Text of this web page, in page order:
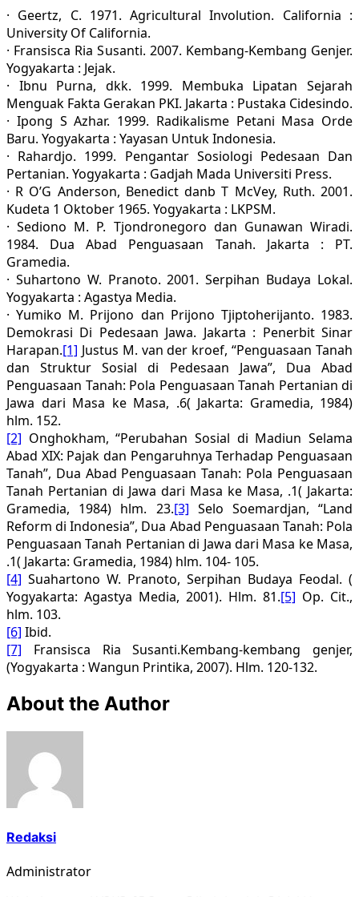
· Geertz, C. 1971. Agricultural Involution. California :
University Of California.
· Fransisca Ria Susanti. 2007. Kembang-Kembang Genjer.
Yogyakarta : Jejak.
· Ibnu Purna, dkk. 1999. Membuka Lipatan Sejarah
Menguak Fakta Gerakan PKI. Jakarta : Pustaka Cidesindo.
· Ipong S Azhar. 1999. Radikalisme Petani Masa Orde
Baru. Yogyakarta : Yayasan Untuk Indonesia.
· Rahardjo. 1999. Pengantar Sosiologi Pedesaan Dan
Pertanian. Yogyakarta : Gadjah Mada Universiti Press.
· R O’G Anderson, Benedict danb T McVey, Ruth. 2001.
Kudeta 1 Oktober 1965. Yogyakarta : LKPSM.
· Sediono M. P. Tjondronegoro dan Gunawan Wiradi.
1984. Dua Abad Penguasaan Tanah. Jakarta : PT.
Gramedia.
· Suhartono W. Pranoto. 2001. Serpihan Budaya Lokal.
Yogyakarta : Agastya Media.
· Yumiko M. Prijono dan Prijono Tjiptoherijanto. 1983.
Demokrasi Di Pedesaan Jawa. Jakarta : Penerbit Sinar
Harapan.[1] Justus M. van der kroef, “Penguasaan Tanah
dan Struktur Sosial di Pedesaan Jawa”, Dua Abad
Penguasaan Tanah: Pola Penguasaan Tanah Pertanian di
Jawa dari Masa ke Masa, .6( Jakarta: Gramedia, 1984)
hlm. 152.
[2] Onghokham, “Perubahan Sosial di Madiun Selama
Abad XIX: Pajak dan Pengaruhnya Terhadap Penguasaan
Tanah”, Dua Abad Penguasaan Tanah: Pola Penguasaan
Tanah Pertanian di Jawa dari Masa ke Masa, .1( Jakarta:
Gramedia, 1984) hlm. 23.[3] Selo Soemardjan, “Land
Reform di Indonesia”, Dua Abad Penguasaan Tanah: Pola
Penguasaan Tanah Pertanian di Jawa dari Masa ke Masa,
.1( Jakarta: Gramedia, 1984) hlm. 104- 105.
[4] Suahartono W. Pranoto, Serpihan Budaya Feodal. (
Yogyakarta: Agastya Media, 2001). Hlm. 81.[5] Op. Cit.,
hlm. 103.
[6] Ibid.
[7] Fransisca Ria Susanti.Kembang-kembang genjer,
(Yogyakarta : Wangun Printika, 2007). Hlm. 120-132.
About the Author
Redaksi
Administrator